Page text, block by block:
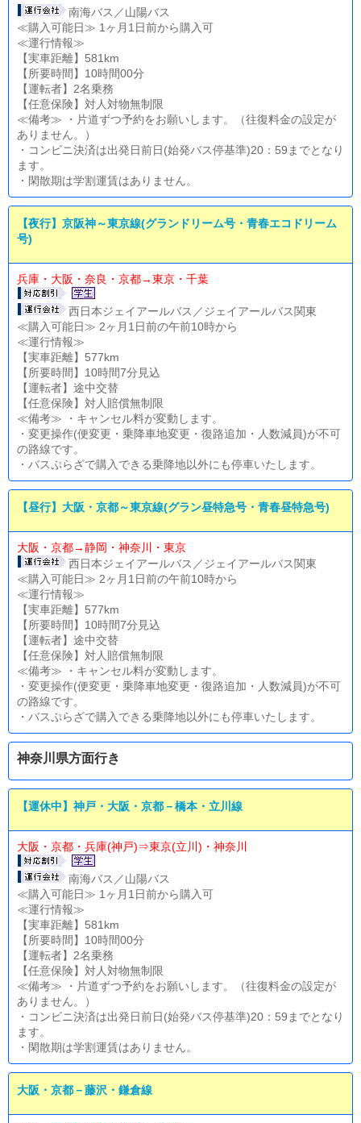
南海バス／山陽バス
≪購入可能日≫ 1ヶ月1日前から購入可
≪運行情報≫
【実車距離】581km
【所要時間】10時間00分
【運転者】2名乗務
【任意保険】対人対物無制限
≪備考≫ ・片道ずつ予約をお願いします。（往復料金の設定が
ありません。）
・コンビニ決済は出発日前日(始発バス停基準)20：59までとなり
ます。
・閑散期は学割運賃はありません。
【夜行】京阪神～東京線(グランドリーム号・青春エコドリーム
号)
兵庫・大阪・奈良・京都→東京・千葉
西日本ジェイアールバス／ジェイアールバス関東
≪購入可能日≫ 2ヶ月1日前の午前10時から
≪運行情報≫
【実車距離】577km
【所要時間】10時間7分見込
【運転者】途中交替
【任意保険】対人賠償無制限
≪備考≫ ・キャンセル料が変動します。
・変更操作(便変更・乗降車地変更・復路追加・人数減員)が不可
の路線です。
・バスぷらざで購入できる乗降地以外にも停車いたします。
【昼行】大阪・京都～東京線(グラン昼特急号・青春昼特急号)
大阪・京都→静岡・神奈川・東京
西日本ジェイアールバス／ジェイアールバス関東
≪購入可能日≫ 2ヶ月1日前の午前10時から
≪運行情報≫
【実車距離】577km
【所要時間】10時間7分見込
【運転者】途中交替
【任意保険】対人賠償無制限
≪備考≫ ・キャンセル料が変動します。
・変更操作(便変更・乗降車地変更・復路追加・人数減員)が不可
の路線です。
・バスぷらざで購入できる乗降地以外にも停車いたします。
神奈川県方面行き
【運休中】神戸・大阪・京都－橋本・立川線
大阪・京都・兵庫(神戸)⇒東京(立川)・神奈川
南海バス／山陽バス
≪購入可能日≫ 1ヶ月1日前から購入可
≪運行情報≫
【実車距離】581km
【所要時間】10時間00分
【運転者】2名乗務
【任意保険】対人対物無制限
≪備考≫ ・片道ずつ予約をお願いします。（往復料金の設定が
ありません。）
・コンビニ決済は出発日前日(始発バス停基準)20：59までとなり
ます。
・閑散期は学割運賃はありません。
大阪・京都－藤沢・鎌倉線